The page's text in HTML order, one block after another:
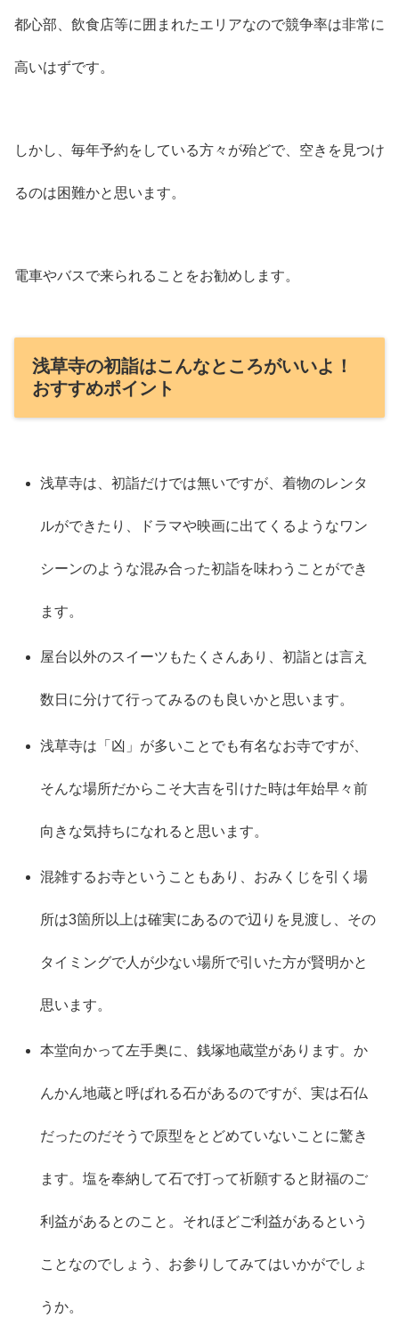
都心部、飲食店等に囲まれたエリアなので競争率は非常に
高いはずです。
しかし、毎年予約をしている方々が殆どで、空きを見つけ
るのは困難かと思います。
電車やバスで来られることをお勧めします。
浅草寺の初詣はこんなところがいいよ！
おすすめポイント
浅草寺は、初詣だけでは無いですが、着物のレンタ
ルができたり、ドラマや映画に出てくるようなワン
シーンのような混み合った初詣を味わうことができ
ます。
屋台以外のスイーツもたくさんあり、初詣とは言え
数日に分けて行ってみるのも良いかと思います。
浅草寺は「凶」が多いことでも有名なお寺ですが、
そんな場所だからこそ大吉を引けた時は年始早々前
向きな気持ちになれると思います。
混雑するお寺ということもあり、おみくじを引く場
所は3箇所以上は確実にあるので辺りを見渡し、その
タイミングで人が少ない場所で引いた方が賢明かと
思います。
本堂向かって左手奥に、銭塚地蔵堂があります。か
んかん地蔵と呼ばれる石があるのですが、実は石仏
だったのだそうで原型をとどめていないことに驚き
ます。塩を奉納して石で打って祈願すると財福のご
利益があるとのこと。それほどご利益があるという
ことなのでしょう、お参りしてみてはいかがでしょ
うか。